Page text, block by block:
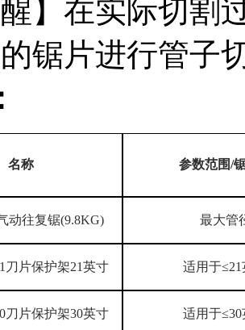
】在实际切割
锯片进行管子
名称 参数范围/
动往复锯(9.8KG) 最大管
刀片保护架21英寸 适用于
刀片保护架30英寸 适用于